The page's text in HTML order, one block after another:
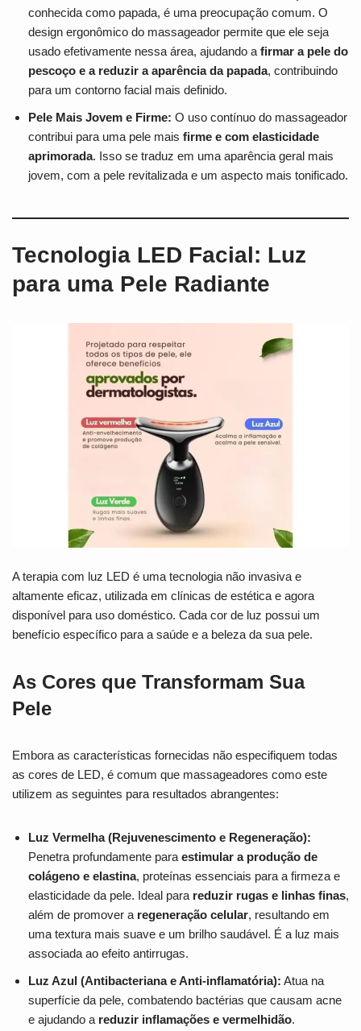
conhecida como papada, é uma preocupação comum. O
design ergonômico do massageador permite que ele seja
usado efetivamente nessa área, ajudando a firmar a pele do
pescoço e a reduzir a aparência da papada, contribuindo
para um contorno facial mais definido.
Pele Mais Jovem e Firme: O uso contínuo do massageador
contribui para uma pele mais firme e com elasticidade
aprimorada. Isso se traduz em uma aparência geral mais
jovem, com a pele revitalizada e um aspecto mais tonificado.
Tecnologia LED Facial: Luz
para uma Pele Radiante
A terapia com luz LED é uma tecnologia não invasiva e
altamente eficaz, utilizada em clínicas de estética e agora
disponível para uso doméstico. Cada cor de luz possui um
benefício específico para a saúde e a beleza da sua pele.
As Cores que Transformam Sua
Pele
Embora as características fornecidas não especifiquem todas
as cores de LED, é comum que massageadores como este
utilizem as seguintes para resultados abrangentes:
Luz Vermelha (Rejuvenescimento e Regeneração):
Penetra profundamente para estimular a produção de
colágeno e elastina, proteínas essenciais para a firmeza e
elasticidade da pele. Ideal para reduzir rugas e linhas finas,
além de promover a regeneração celular, resultando em
uma textura mais suave e um brilho saudável. É a luz mais
associada ao efeito antirrugas.
Luz Azul (Antibacteriana e Anti-inflamatória): Atua na
superfície da pele, combatendo bactérias que causam acne
e ajudando a reduzir inflamações e vermelhidão.